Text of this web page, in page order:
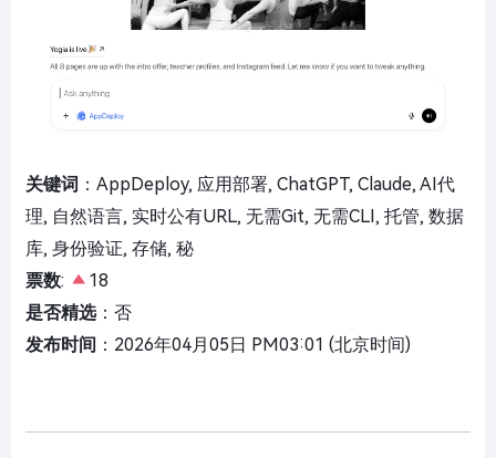
关键词 ：AppDeploy, 应用部署, ChatGPT, Claude, AI代
理, 自然语言, 实时公有URL, 无需Git, 无需CLI, 托管, 数据
库, 身份验证, 存储, 秘
票数:
18
是否精选：否
发布时间 ：2026年04月05日 PM03:01 (北京时间)